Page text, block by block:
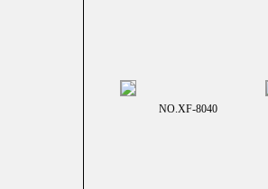
NO.XF-8040